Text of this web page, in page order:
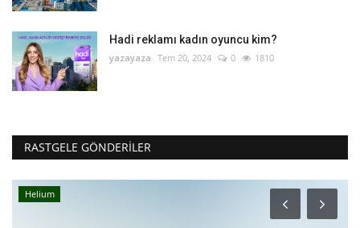
Hadi reklamı kadın oyuncu kim?
yazayaza Tem 20, 2024 0 1810
RASTGELE GÖNDERILER
Helium